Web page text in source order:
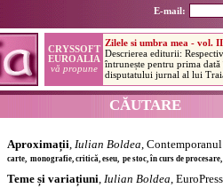
E-mail:
CĂUTARE
Aproximații, Iulian Boldea, Contemporanul
carte, monografie, critică, eseu, pe stoc, în curs de
Teme și variațiuni, Iulian Boldea,